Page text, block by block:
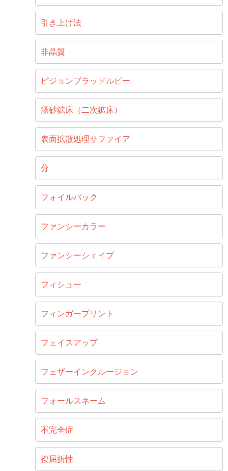
引き上げ法
非晶質
ピジョンブラッドルビー
漂砂鉱床（二次鉱床）
表面拡散処理サファイア
分
フォイルバック
ファンシーカラー
ファンシーシェイプ
フィシュー
フィンガープリント
フェイスアップ
フェザーインクルージョン
フォールスネーム
不完全症
複屈折性